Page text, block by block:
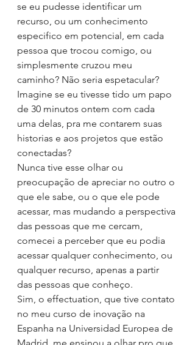
se eu pudesse identificar um
recurso, ou um conhecimento
especifico em potencial, em cada
pessoa que trocou comigo, ou
simplesmente cruzou meu
caminho? Não seria espetacular?
Imagine se eu tivesse tido um papo
de 30 minutos ontem com cada
uma delas, pra me contarem suas
historias e aos projetos que estão
conectadas?
Nunca tive esse olhar ou
preocupação de apreciar no outro o
que ele sabe, ou o que ele pode
acessar, mas mudando a perspectiva
das pessoas que me cercam,
comecei a perceber que eu podia
acessar qualquer conhecimento, ou
qualquer recurso, apenas a partir
das pessoas que conheço.
Sim, o effectuation, que tive contato
no meu curso de inovação na
Espanha na Universidad Europea de